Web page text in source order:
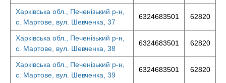
Харківська обл., Печенізький р-н,
с. Мартове, вул. Шевченка, 37
6324683501 62820
Харківська обл., Печенізький р-н,
с. Мартове, вул. Шевченка, 38
6324683501 62820
Харківська обл., Печенізький р-н,
с. Мартове, вул. Шевченка, 39
6324683501 62820